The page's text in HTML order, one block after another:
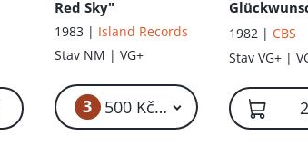
Red Sky"
1983 | Island Records
Stav NM | VG+
3 500 Kč – 600 Kč
1982 |CBS
StavVG+ |